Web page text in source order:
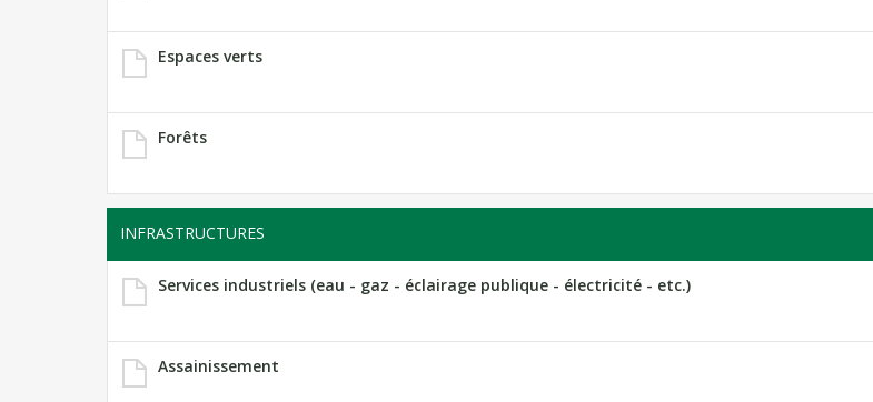
Espaces verts
Forêts
INFRASTRUCTURES
Services industriels (eau - gaz - éclairage publique - électricité - etc.)
Assainissement